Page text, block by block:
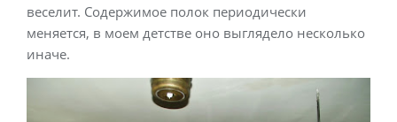
веселит. Содержимое полок периодически
меняется, в моем детстве оно выглядело несколько
иначе.